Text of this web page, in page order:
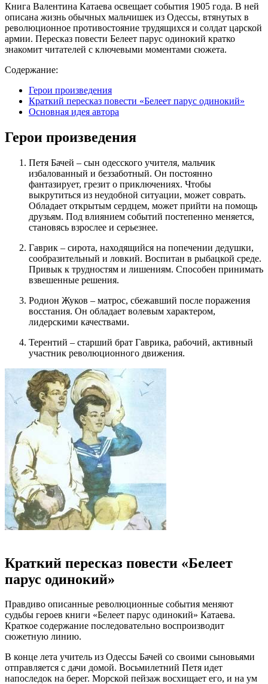
Книга Валентина Катаева освещает события 1905 года. В ней
описана жизнь обычных мальчишек из Одессы, втянутых в
революционное противостояние трудящихся и солдат царской
армии. Пересказ повести Белеет парус одинокий кратко
знакомит читателей с ключевыми моментами сюжета.
Содержание:
Герои произведения
Краткий пересказ повести «Белеет парус одинокий»
Основная идея автора
Герои произведения
Петя Бачей – сын одесского учителя, мальчик
избалованный и беззаботный. Он постоянно
фантазирует, грезит о приключениях. Чтобы
выкрутиться из неудобной ситуации, может соврать.
Обладает открытым сердцем, может прийти на помощь
друзьям. Под влиянием событий постепенно меняется,
становясь взрослее и серьезнее.
Гаврик – сирота, находящийся на попечении дедушки,
сообразительный и ловкий. Воспитан в рыбацкой среде.
Привык к трудностям и лишениям. Способен принимать
взвешенные решения.
Родион Жуков – матрос, сбежавший после поражения
восстания. Он обладает волевым характером,
лидерскими качествами.
Терентий – старший брат Гаврика, рабочий, активный
участник революционного движения.
Краткий пересказ повести «Белеет
парус одинокий»
Правдиво описанные революционные события меняют
судьбы героев книги «Белеет парус одинокий» Катаева.
Краткое содержание последовательно воспроизводит
сюжетную линию.
В конце лета учитель из Одессы Бачей со своими сыновьями
отправляется с дачи домой. Восьмилетний Петя идет
напоследок на берег. Морской пейзаж восхищает его, и на ум